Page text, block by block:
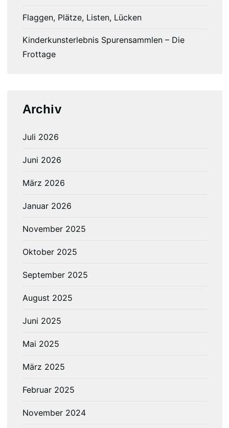
Flaggen, Plätze, Listen, Lücken
Kinderkunsterlebnis Spurensammlen – Die
Frottage
Archiv
Juli 2026
Juni 2026
März 2026
Januar 2026
November 2025
Oktober 2025
September 2025
August 2025
Juni 2025
Mai 2025
März 2025
Februar 2025
November 2024